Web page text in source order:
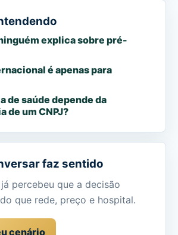
explica sobre pré-
é apenas para
de saúde depende da
de um CNPJ?
faz sentido
percebeu que a decisão
que rede, preço e hospital.
cenário